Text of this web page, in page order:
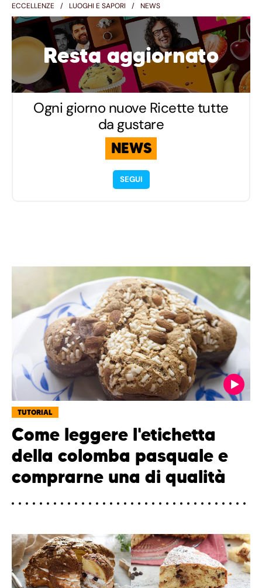
ECCELLENZE LUOGHI E SAPORI NEWS
Resta aggiornato
Ogni giorno nuove Ricette tutte
da gustare
NEWS
SEGUI
TUTORIAL
Come leggere l'etichetta
della colomba pasquale e
comprarne una di qualità